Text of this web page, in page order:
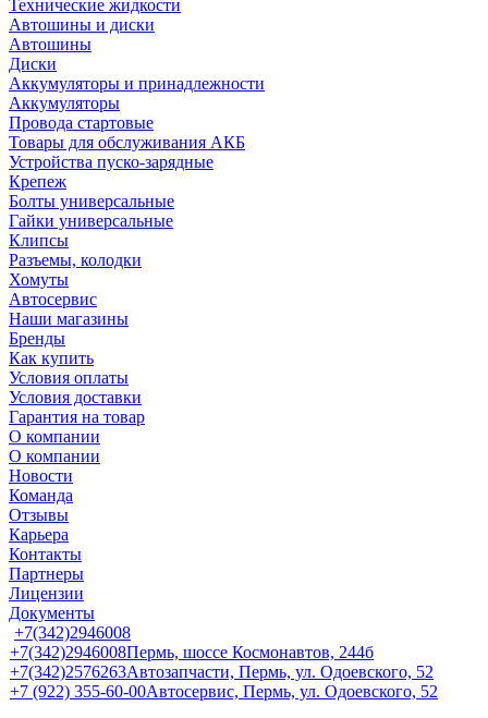
Технические жидкости
Автошины и диски
Автошины
Диски
Аккумуляторы и принадлежности
Аккумуляторы
Провода стартовые
Товары для обслуживания АКБ
Устройства пуско-зарядные
Крепеж
Болты универсальные
Гайки универсальные
Клипсы
Разъемы, колодки
Хомуты
Автосервис
Наши магазины
Бренды
Как купить
Условия оплаты
Условия доставки
Гарантия на товар
О компании
О компании
Новости
Команда
Отзывы
Карьера
Контакты
Партнеры
Лицензии
Документы
+7(342)2946008
+7(342)2946008Пермь, шоссе Космонавтов, 244б
+7(342)2576263Автозапчасти, Пермь, ул. Одоевского, 52
+7 (922) 355-60-00Автосервис, Пермь, ул. Одоевского, 52